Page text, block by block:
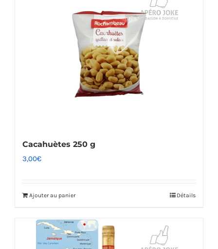
Cacahuètes 250 g
3,00€
Ajouter au panier Détails